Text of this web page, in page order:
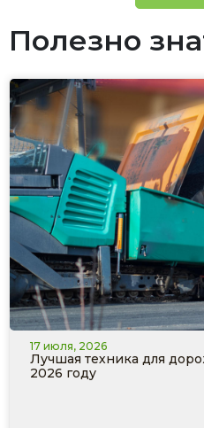
Полезно
17 июля, 2026
Лучшая техника для
2026 году